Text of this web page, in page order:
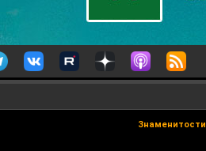
Знаменитости